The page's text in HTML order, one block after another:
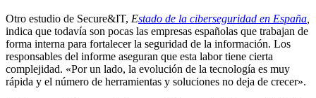
Otro estudio de Secure&IT, Estado de la ciberseguridad en España
indica que todavía son pocas las empresas españolas que trabajan de
forma interna para fortalecer la seguridad de la información. Los
responsables del informe aseguran que esta labor tiene cierta
complejidad. «Por un lado, la evolución de la tecnología es muy
rápida y el número de herramientas y soluciones no deja de crecer».